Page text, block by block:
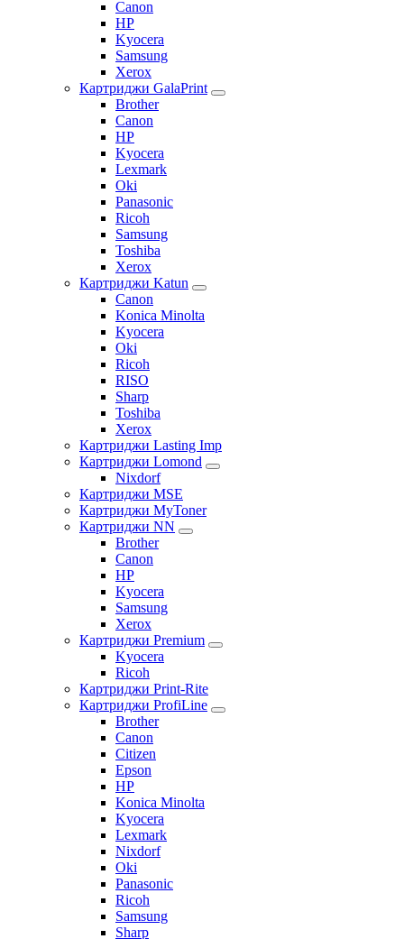
Canon
HP
Kyocera
Samsung
Xerox
Картриджи GalaPrint
Brother
Canon
HP
Kyocera
Lexmark
Oki
Panasonic
Ricoh
Samsung
Toshiba
Xerox
Картриджи Katun
Canon
Konica Minolta
Kyocera
Oki
Ricoh
RISO
Sharp
Toshiba
Xerox
Картриджи Lasting Imp
Картриджи Lomond
Nixdorf
Картриджи MSE
Картриджи MyToner
Картриджи NN
Brother
Canon
HP
Kyocera
Samsung
Xerox
Картриджи Premium
Kyocera
Ricoh
Картриджи Print-Rite
Картриджи ProfiLine
Brother
Canon
Citizen
Epson
HP
Konica Minolta
Kyocera
Lexmark
Nixdorf
Oki
Panasonic
Ricoh
Samsung
Sharp